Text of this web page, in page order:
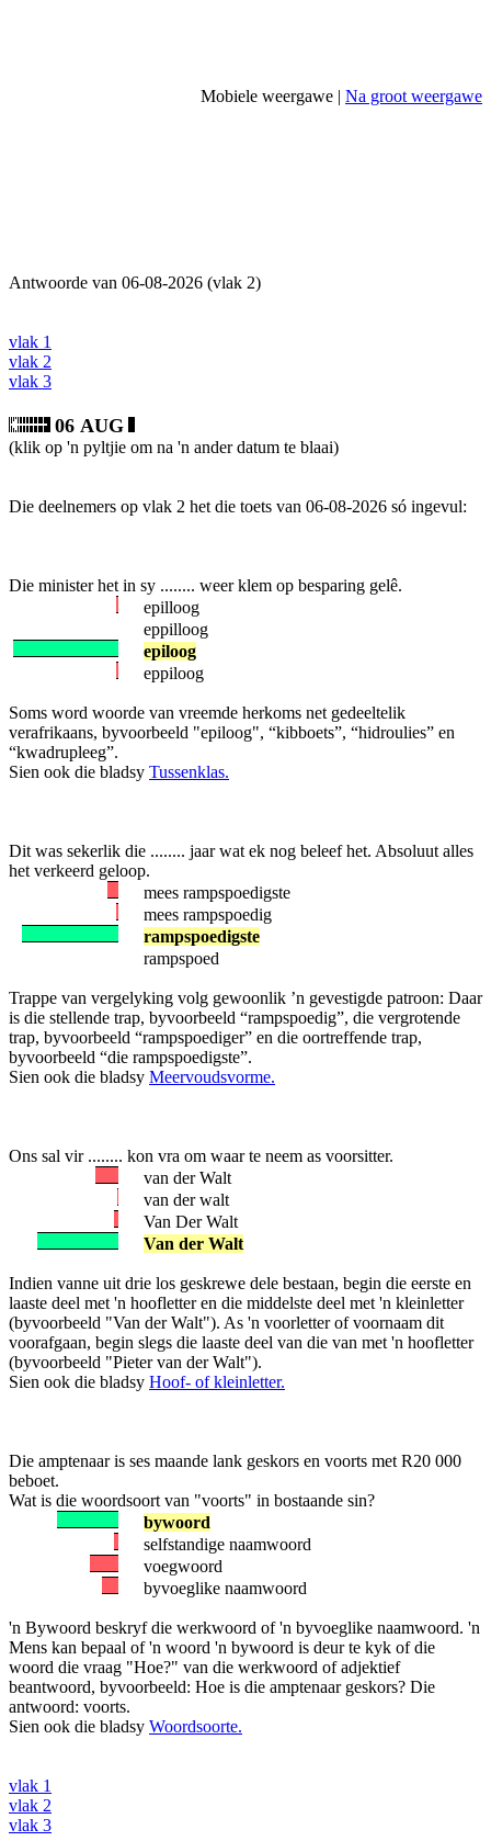
Mobiele weergawe | Na groot weergawe
Antwoorde van 06-08-2026 (vlak 2)
vlak 1
vlak 2
vlak 3
06 AUG
(klik op 'n pyltjie om na 'n ander datum te blaai)
Die deelnemers op vlak 2 het die toets van 06-08-2026 só ingevul:
Die minister het in sy ........ weer klem op besparing gelê.
epilloog
eppilloog
epiloog
eppiloog
Soms word woorde van vreemde herkoms net gedeeltelik
verafrikaans, byvoorbeeld "epiloog", “kibboets”, “hidroulies” en
“kwadrupleeg”.
Sien ook die bladsy Tussenklas.
Dit was sekerlik die ........ jaar wat ek nog beleef het. Absoluut alles
het verkeerd geloop.
mees rampspoedigste
mees rampspoedig
rampspoedigste
rampspoed
Trappe van vergelyking volg gewoonlik ’n gevestigde patroon: Daar
is die stellende trap, byvoorbeeld “rampspoedig”, die vergrotende
trap, byvoorbeeld “rampspoediger” en die oortreffende trap,
byvoorbeeld “die rampspoedigste”.
Sien ook die bladsy Meervoudsvorme.
Ons sal vir ........ kon vra om waar te neem as voorsitter.
van der Walt
van der walt
Van Der Walt
Van der Walt
Indien vanne uit drie los geskrewe dele bestaan, begin die eerste en
laaste deel met 'n hoofletter en die middelste deel met 'n kleinletter
(byvoorbeeld "Van der Walt"). As 'n voorletter of voornaam dit
voorafgaan, begin slegs die laaste deel van die van met 'n hoofletter
(byvoorbeeld "Pieter van der Walt").
Sien ook die bladsy Hoof- of kleinletter.
Die amptenaar is ses maande lank geskors en voorts met R20 000
beboet.
Wat is die woordsoort van "voorts" in bostaande sin?
bywoord
selfstandige naamwoord
voegwoord
byvoeglike naamwoord
'n Bywoord beskryf die werkwoord of 'n byvoeglike naamwoord. 'n
Mens kan bepaal of 'n woord 'n bywoord is deur te kyk of die
woord die vraag "Hoe?" van die werkwoord of adjektief
beantwoord, byvoorbeeld: Hoe is die amptenaar geskors? Die
antwoord: voorts.
Sien ook die bladsy Woordsoorte.
vlak 1
vlak 2
vlak 3